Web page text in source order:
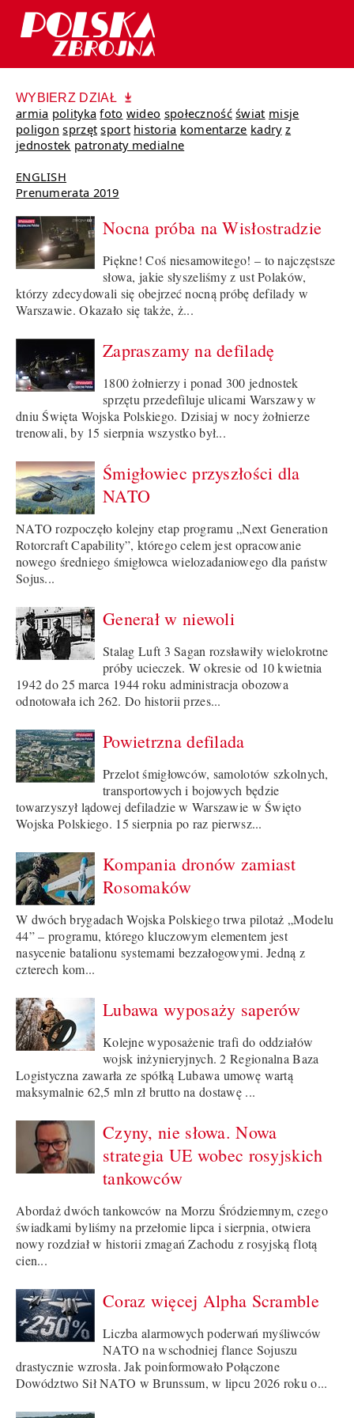
WYBIERZ DZIAŁ
armia polityka foto wideo społeczność świat misje
poligon sprzęt sport historia komentarze kadry z
jednostek patronaty medialne
ENGLISH
Prenumerata 2019
Nocna próba na Wisłostradzie
Piękne! Coś niesamowitego! – to najczęstsze
słowa, jakie słyszeliśmy z ust Polaków,
którzy zdecydowali się obejrzeć nocną próbę defilady w
Warszawie. Okazało się także, ż...
Zapraszamy na defiladę
1800 żołnierzy i ponad 300 jednostek
sprzętu przedefiluje ulicami Warszawy w
dniu Święta Wojska Polskiego. Dzisiaj w nocy żołnierze
trenowali, by 15 sierpnia wszystko był...
Śmigłowiec przyszłości dla
NATO
NATO rozpoczęło kolejny etap programu „Next Generation
Rotorcraft Capability”, którego celem jest opracowanie
nowego średniego śmigłowca wielozadaniowego dla państw
Sojus...
Generał w niewoli
Stalag Luft 3 Sagan rozsławiły wielokrotne
próby ucieczek. W okresie od 10 kwietnia
1942 do 25 marca 1944 roku administracja obozowa
odnotowała ich 262. Do historii przes...
Powietrzna defilada
Przelot śmigłowców, samolotów szkolnych,
transportowych i bojowych będzie
towarzyszył lądowej defiladzie w Warszawie w Święto
Wojska Polskiego. 15 sierpnia po raz pierwsz...
Kompania dronów zamiast
Rosomaków
W dwóch brygadach Wojska Polskiego trwa pilotaż „Modelu
44” – programu, którego kluczowym elementem jest
nasycenie batalionu systemami bezzałogowymi. Jedną z
czterech kom...
Lubawa wyposaży saperów
Kolejne wyposażenie trafi do oddziałów
wojsk inżynieryjnych. 2 Regionalna Baza
Logistyczna zawarła ze spółką Lubawa umowę wartą
maksymalnie 62,5 mln zł brutto na dostawę ...
Czyny, nie słowa. Nowa
strategia UE wobec rosyjskich
tankowców
Abordaż dwóch tankowców na Morzu Śródziemnym, czego
świadkami byliśmy na przełomie lipca i sierpnia, otwiera
nowy rozdział w historii zmagań Zachodu z rosyjską flotą
cien...
Coraz więcej Alpha Scramble
Liczba alarmowych poderwań myśliwców
NATO na wschodniej flance Sojuszu
drastycznie wzrosła. Jak poinformowało Połączone
Dowództwo Sił NATO w Brunssum, w lipcu 2026 roku o...